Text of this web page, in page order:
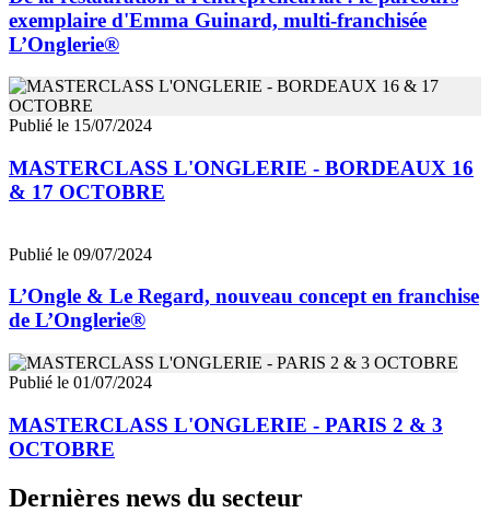
exemplaire d'Emma Guinard, multi-franchisée
L’Onglerie®
Publié le 15/07/2024
MASTERCLASS L'ONGLERIE - BORDEAUX 16
& 17 OCTOBRE
Publié le 09/07/2024
L’Ongle & Le Regard, nouveau concept en franchise
de L’Onglerie®
Publié le 01/07/2024
MASTERCLASS L'ONGLERIE - PARIS 2 & 3
OCTOBRE
Dernières news du secteur